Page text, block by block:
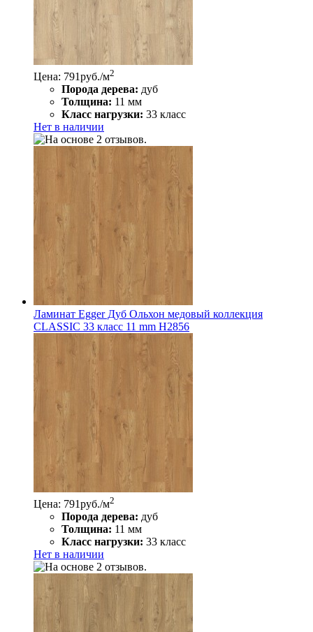
Цена: 791руб./м2
Порода дерева: дуб
Толщина: 11 мм
Класс нагрузки: 33 класс
Нет в наличии
Ламинат Egger Дуб Ольхон медовый коллекция
CLASSIC 33 класс 11 mm Н2856
Цена: 791руб./м2
Порода дерева: дуб
Толщина: 11 мм
Класс нагрузки: 33 класс
Нет в наличии